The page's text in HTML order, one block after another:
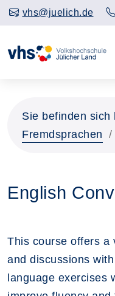
vhs@juelich.de
Sie befinden sich
Fremdsprachen
English
This course offers a
and discussions
language exercises